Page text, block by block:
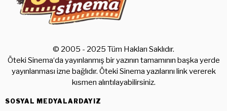
© 2005 - 2025 Tüm Hakları Saklıdır.
Öteki Sinema‘da yayınlanmış bir yazının tamamının başka yerde
yayınlanması izne bağlıdır. Öteki Sinema yazılarını link vererek
kısmen alıntılayabilirsiniz.
SOSYAL MEDYALARDAYIZ